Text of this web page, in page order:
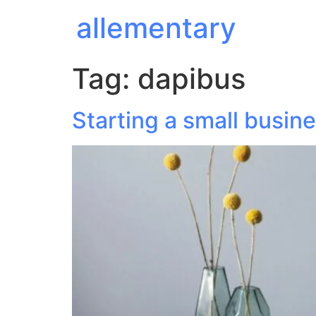
allementary
Tag: dapibus
Starting a small